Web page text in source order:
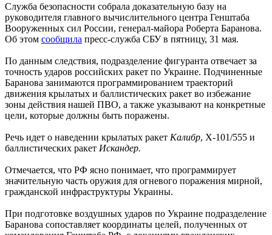
Служба безопасности собрала доказательную базу на
руководителя главного вычислительного центра Генштаба
Вооруженных сил России, генерал-майора Роберта Баранова.
Об этом сообщила пресс-служба СБУ в пятницу, 31 мая.
По данным следствия, подразделение фигуранта отвечает за
точность ударов российских ракет по Украине. Подчиненные
Баранова занимаются программированием траекторий
движения крылатых и баллистических ракет во избежание
зоны действия нашей ПВО, а также указывают на конкретные
цели, которые должны быть поражены.
Речь идет о наведении крылатых ракет Калибр, Х-101/555 и
баллистических ракет Искандер.
Отмечается, что РФ ясно понимает, что программирует
значительную часть оружия для огневого поражения мирной,
гражданской инфраструктуры Украины.
При подготовке воздушных ударов по Украине подразделение
Баранова сопоставляет координаты целей, полученных от